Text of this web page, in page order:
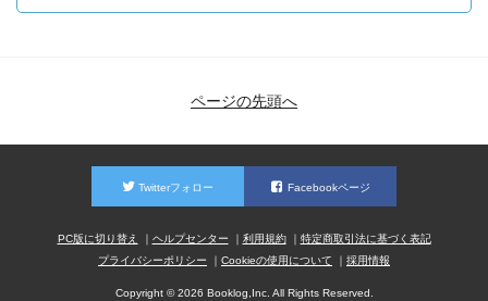
ページの先頭へ
Twitterフォロー Facebookページ
PC版に切り替え ヘルプセンター 利用規約
特定商取引法に基づく表記
プライバシーポリシー
Cookieの使用について 採用情報
Copyright © 2026 Booklog,Inc. All Rights Reserved.